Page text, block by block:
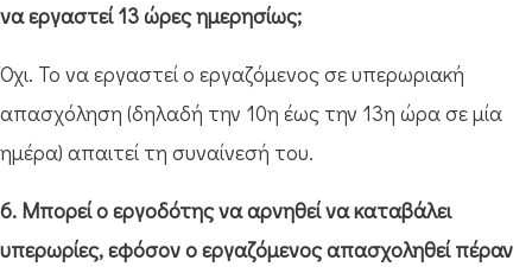
να εργαστεί 13 ώρες ημερησίως;
Όχι. Το να εργαστεί ο εργαζόμενος σε υπερωριακή
απασχόληση (δηλαδή την 10η έως την 13η ώρα σε μία
ημέρα) απαιτεί τη συναίνεσή του.
6. Μπορεί ο εργοδότης να αρνηθεί να καταβάλει
υπερωρίες, εφόσον ο εργαζόμενος απασχοληθεί πέραν